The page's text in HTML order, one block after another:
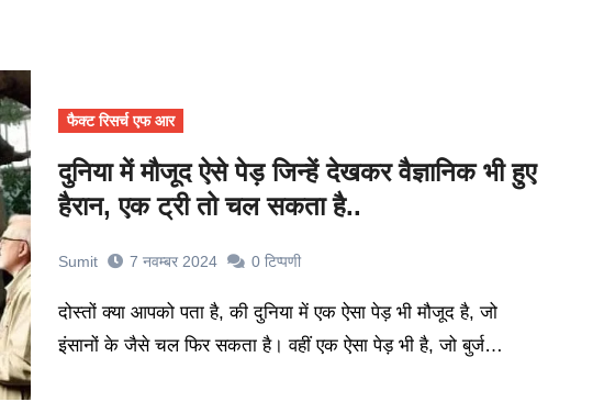
फैक्ट रिसर्च एफ आर
दुनिया में मौजूद ऐसे पेड़ जिन्हें देखकर वैज्ञानिक भी हुए
हैरान, एक ट्री तो चल सकता है..
Sumit 7 नवम्बर 2024 0 टिप्पणी
दोस्तों क्या आपको पता है, की दुनिया में एक ऐसा पेड़ भी मौजूद है, जो
इंसानों के जैसे चल फिर सकता है। वहीं एक ऐसा पेड़ भी है, जो बुर्ज…